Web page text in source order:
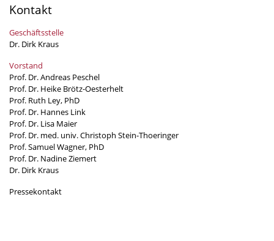
Kontakt
Geschäftsstelle
Dr. Dirk Kraus
Vorstand
Prof. Dr. Andreas Peschel
Prof. Dr. Heike Brötz-Oesterhelt
Prof. Ruth Ley, PhD
Prof. Dr. Hannes Link
Prof. Dr. Lisa Maier
Prof. Dr. med. univ. Christoph Stein-Thoeringer
Prof. Samuel Wagner, PhD
Prof. Dr. Nadine Ziemert
Dr. Dirk Kraus
Pressekontakt